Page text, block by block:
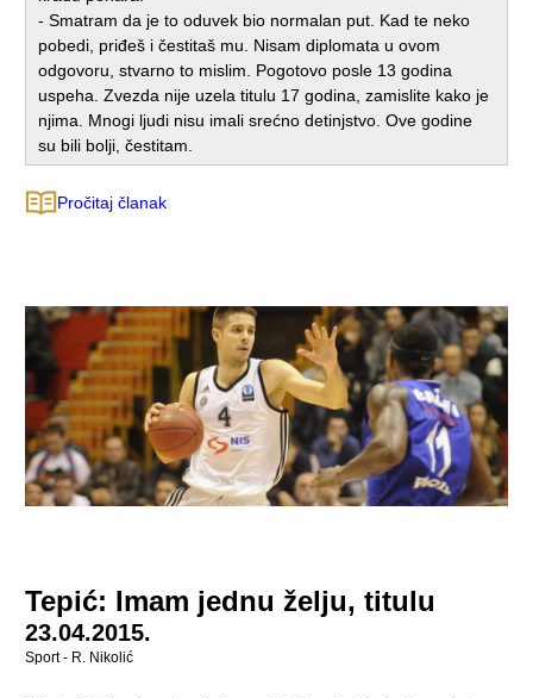
- Smatram da je to oduvek bio normalan put. Kad te neko
pobedi, priđeš i čestitaš mu. Nisam diplomata u ovom
odgovoru, stvarno to mislim. Pogotovo posle 13 godina
uspeha. Zvezda nije uzela titulu 17 godina, zamislite kako je
njima. Mnogi ljudi nisu imali srećno detinjstvo. Ove godine
su bili bolji, čestitam.
Pročitaj članak
Tepić: Imam jednu želju, titulu
23.04.2015.
Sport - R. Nikolić